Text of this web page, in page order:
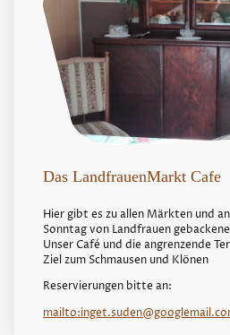
Das LandfrauenMarkt Cafe
Hier gibt es zu allen Märkten und
Sonntag von Landfrauen
Unser Café und die angrenzende
Ziel zum Schmausen und Klönen
Reservierungen bitte an: